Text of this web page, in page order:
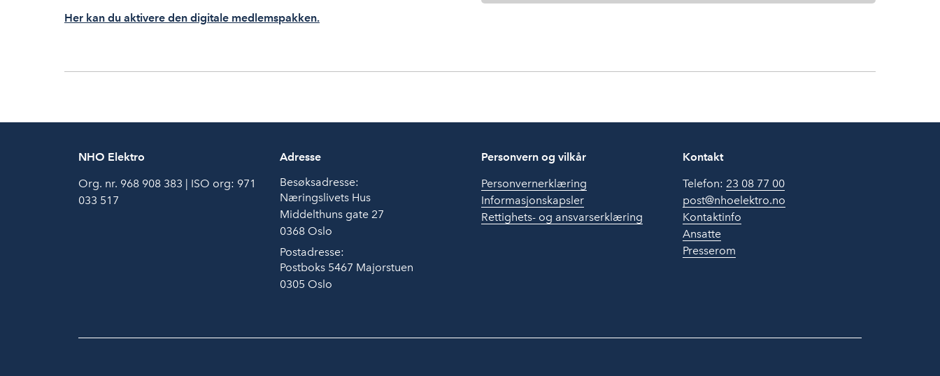
Her kan du aktivere den digitale medlemspakken.
NHO Elektro
Org. nr. 968 908 383 | ISO org: 971
033 517
Adresse
Besøksadresse:
Næringslivets Hus
Middelthuns gate 27
0368 Oslo
Postadresse:
Postboks 5467 Majorstuen
0305 Oslo
Personvern og vilkår
Personvernerklæring
Informasjonskapsler
Rettighets- og ansvarserklæring
Kontakt
Telefon: 23 08 77 00
post@nhoelektro.no
Kontaktinfo
Ansatte
Presserom